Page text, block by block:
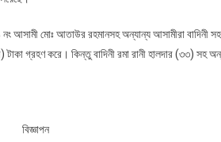
আসামী মোঃ আতাউর রহমানসহ অন্যান্য আসামীরা বাদিনী
গ্রহণ করে। কিন্তু বাদিনী রমা রানী হালদার (৩৩) সহ
বিজ্ঞাপন